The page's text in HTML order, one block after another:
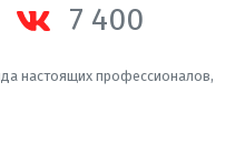
7 400
настоящих профессионалов,